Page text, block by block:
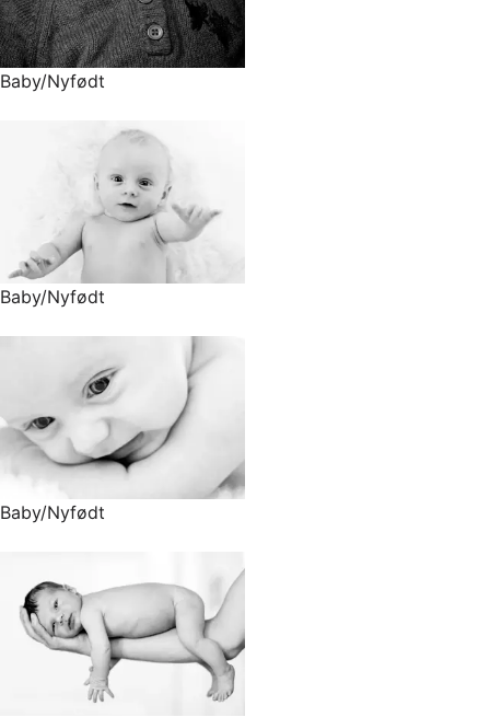
Baby/Nyfødt
Baby/Nyfødt
Baby/Nyfødt